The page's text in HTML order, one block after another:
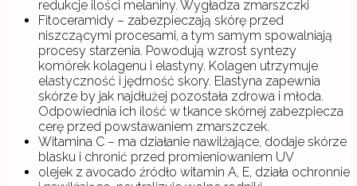
redukcje ilości melaniny. Wygładza zmarszczki
Fitoceramidy – zabezpieczają skórę przed
niszczącymi procesami, a tym samym spowalniają
procesy starzenia. Powodują wzrost syntezy
komórek kolagenu i elastyny. Kolagen utrzymuje
elastyczność i jędrność skory. Elastyna zapewnia
skórze by jak najdłużej pozostała zdrowa i młoda.
Odpowiednia ich ilość w tkance skórnej zabezpiecza
cerę przed powstawaniem zmarszczek.
Witamina C – ma działanie nawilżające, dodaje skórze
blasku i chronić przed promieniowaniem UV
olejek z avocado źródło witamin A, E, działa ochronnie